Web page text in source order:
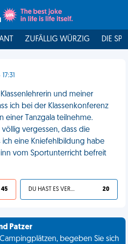
ZUFÄLLIG WÜRZIG DIE
und meiner
ich bei der Klassenkonferenz
einer Tanzgala teilnehme.
vergessen, dass die
ich eine Kniefehlbildung habe
vom Sportunterricht befreit
45 DU HAST ES VERDIENT 20
Patzer
begeben Sie sich